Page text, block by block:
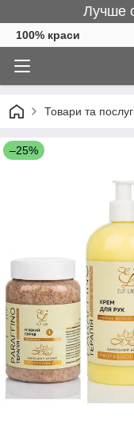
Лучше
100% краси
Товари та
–25%